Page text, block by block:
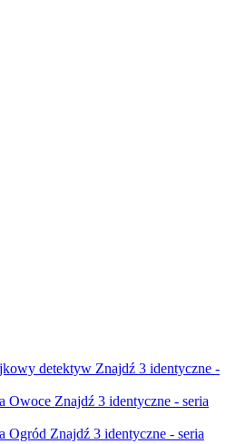
Znajdź 3 identyczne -
Znajdź 3 identyczne - seria
Znajdź 3 identyczne - seria